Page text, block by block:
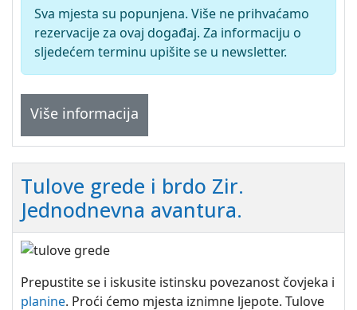
Sva mjesta su popunjena. Više ne prihvaćamo
rezervacije za ovaj događaj. Za informaciju o
sljedećem terminu upišite se u newsletter.
Više informacija
Tulove grede i brdo Zir.
Jednodnevna avantura.
Prepustite se i iskusite istinsku povezanost čovjeka i
planine. Proći ćemo mjesta iznimne ljepote. Tulove